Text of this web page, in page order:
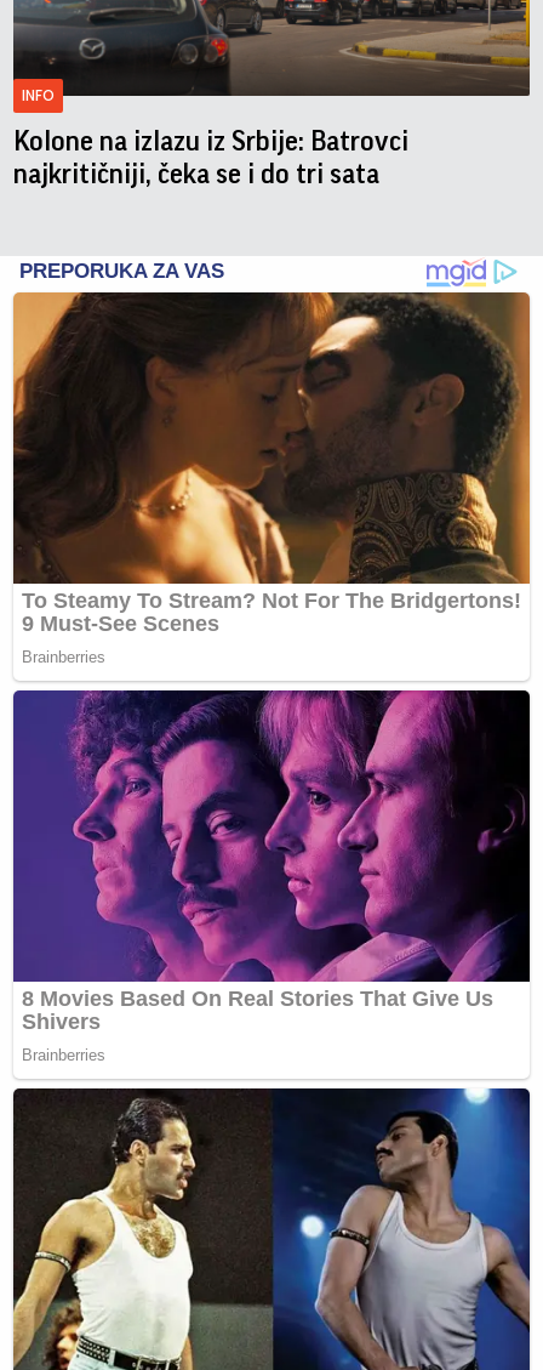
INFO
Kolone na izlazu iz Srbije: Batrovci
najkritičniji, čeka se i do tri sata